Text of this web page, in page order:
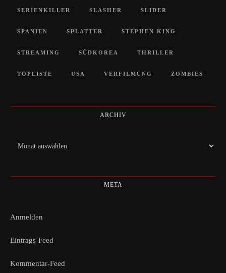
SERIENKILLER SLASHER SLIDER
SPANIEN SPLATTER STEPHEN KING
STREAMING SÜDKOREA THRILLER
TOPLISTE USA VERFILMUNG ZOMBIES
ARCHIV
Archiv
META
Anmelden
Eintrags-Feed
Kommentar-Feed